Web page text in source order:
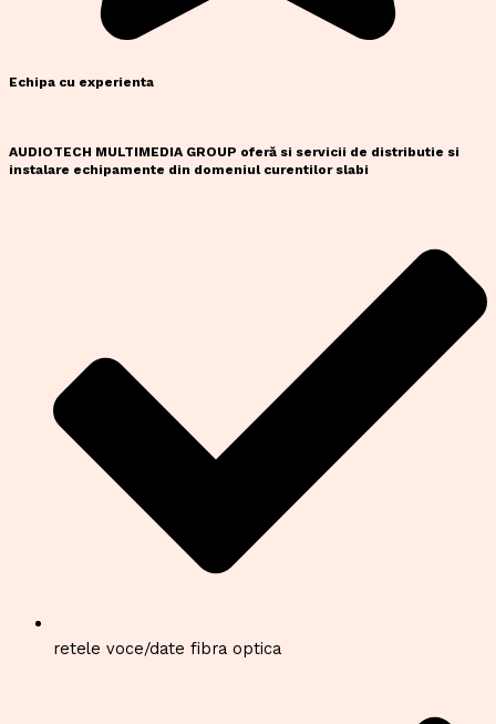
Echipa cu experienta
AUDIOTECH MULTIMEDIA GROUP oferă si servicii de distributie si
instalare echipamente din domeniul curentilor slabi
retele voce/date fibra optica